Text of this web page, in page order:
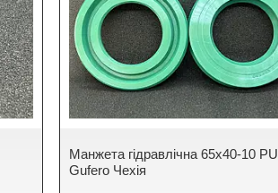
Манжета гідравлічна 65х40-10 PU
Gufero Чехія